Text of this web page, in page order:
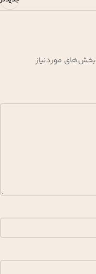
بخش‌های موردنیاز